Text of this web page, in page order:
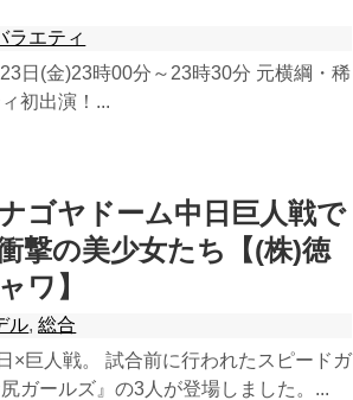
ラエティ
日(金)23時00分～23時30分 元横綱・稀
初出演！...
ゴヤドーム中日巨人戦で
撃の美少女たち【(株)徳
ワ】
ル,総合
×巨人戦。 試合前に行われたスピードガ
ガールズ』の3人が登場しました。...